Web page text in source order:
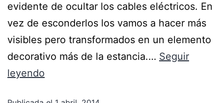
evidente de ocultar los cables eléctricos. En
vez de esconderlos los vamos a hacer más
visibles pero transformados en un elemento
decorativo más de la estancia.… Seguir
leyendo